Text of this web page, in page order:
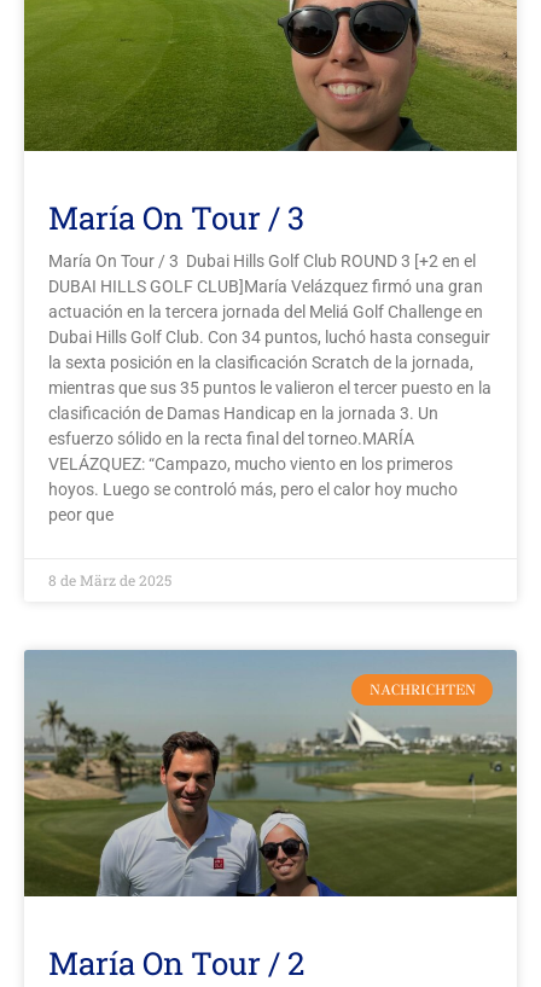
María On Tour / 3
María On Tour / 3 Dubai Hills Golf Club ROUND 3 [+2 en el
DUBAI HILLS GOLF CLUB]María Velázquez firmó una gran
actuación en la tercera jornada del Meliá Golf Challenge en
Dubai Hills Golf Club. Con 34 puntos, luchó hasta conseguir
la sexta posición en la clasificación Scratch de la jornada,
mientras que sus 35 puntos le valieron el tercer puesto en la
clasificación de Damas Handicap en la jornada 3. Un
esfuerzo sólido en la recta final del torneo.MARÍA
VELÁZQUEZ: “Campazo, mucho viento en los primeros
hoyos. Luego se controló más, pero el calor hoy mucho
peor que
8 de März de 2025
NACHRICHTEN
María On Tour / 2